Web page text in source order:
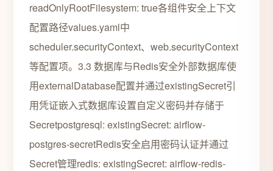
readOnlyRootFilesystem: true各组件安全上下文
配置路径values.yaml中
scheduler.securityContext、web.securityContext
等配置项。3.3 数据库与Redis安全外部数据库使
用externalDatabase配置并通过existingSecret引
用凭证嵌入式数据库设置自定义密码并存储于
Secretpostgresql: existingSecret: airflow-
postgres-secretRedis安全启用密码认证并通过
Secret管理redis: existingSecret: airflow-redis-